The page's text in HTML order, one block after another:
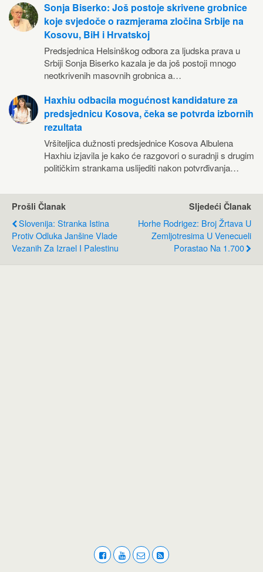
Sonja Biserko: Još postoje skrivene grobnice
koje svjedoče o razmjerama zločina Srbije na
Kosovu, BiH i Hrvatskoj
Predsjednica Helsinškog odbora za ljudska prava u
Srbiji Sonja Biserko kazala je da još postoji mnogo
neotkrivenih masovnih grobnica a…
Haxhiu odbacila mogućnost kandidature za
predsjednicu Kosova, čeka se potvrda izbornih
rezultata
Vršiteljica dužnosti predsjednice Kosova Albulena
Haxhiu izjavila je kako će razgovori o suradnji s drugim
političkim strankama uslijediti nakon potvrđivanja…
Prošli Članak
Slovenija: Stranka Istina
Protiv Odluka Janšine Vlade
Vezanih Za Izrael I Palestinu
Sljedeći Članak
Horhe Rodrigez: Broj Žrtava U
Zemljotresima U Venecueli
Porastao Na 1.700